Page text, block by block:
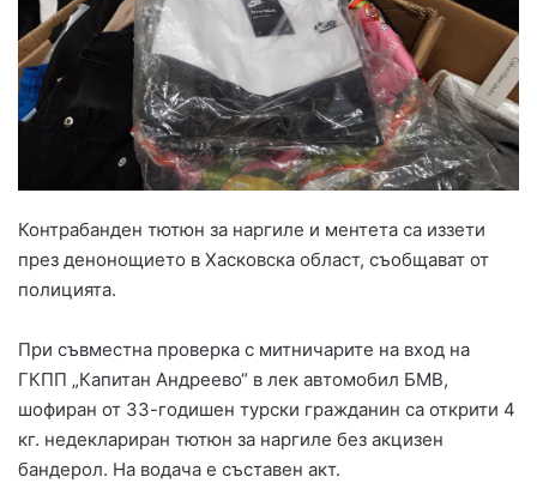
Контрабанден тютюн за наргиле и ментета са иззети
през денонощието в Хасковска област, съобщават от
полицията.
При съвместна проверка с митничарите на вход на
ГКПП „Капитан Андреево“ в лек автомобил БМВ,
шофиран от 33-годишен турски гражданин са открити 4
кг. недеклариран тютюн за наргиле без акцизен
бандерол. На водача е съставен акт.